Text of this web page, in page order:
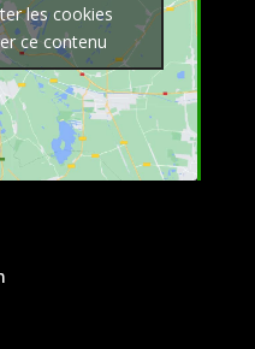
les cookies
ce contenu